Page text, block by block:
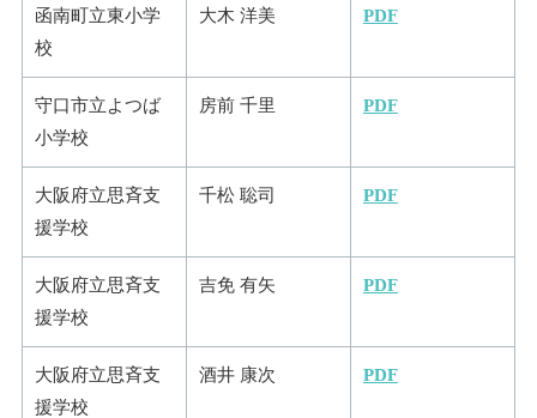
函南町立東小学
校
大木 洋美 PDF
守口市立よつば
小学校
房前 千里 PDF
大阪府立思斉支
援学校
千松 聡司 PDF
大阪府立思斉支
援学校
吉免 有矢 PDF
大阪府立思斉支
援学校
酒井 康次 PDF